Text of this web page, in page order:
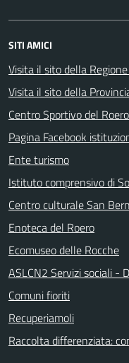
SITI AMICI
Visita il sito della
Visita il sito della
Centro Sportivo del Roero
Pagina Facebook
Ente turismo
Istituto comprensivo di
Centro culturale San
Enoteca del Roero
Ecomuseo delle Rocche
ASLCN2 Servizi sociali -
Comuni fioriti
Recuperiamoli
Raccolta differenziata: